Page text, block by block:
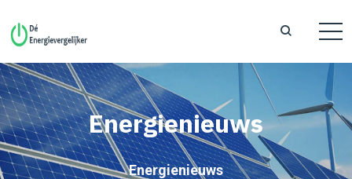
Energienieuws
Energienieuws